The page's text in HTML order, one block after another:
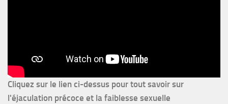
Cliquez sur le lien ci-dessus pour tout savoir sur
l'éjaculation précoce et la faiblesse sexuelle